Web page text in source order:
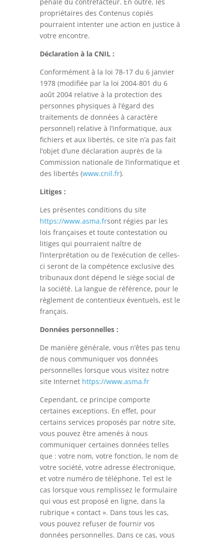
propriétaires des Contenus copiés
pourraient intenter une action en justice à
votre encontre.
Déclaration à la CNIL :
Conformément à la loi 78-17 du 6 janvier
1978 (modifiée par la loi 2004-801 du 6
août 2004 relative à la protection des
personnes physiques à l’égard des
traitements de données à caractère
personnel) relative à l’informatique, aux
fichiers et aux libertés, ce site n’a pas fait
l’objet d’une déclaration auprès de la
Commission nationale de l’informatique et
des libertés (www.cnil.fr).
Litiges :
Les présentes conditions du site
https://www.asma.frsont régies par les
lois françaises et toute contestation ou
litiges qui pourraient naître de
l’interprétation ou de l’exécution de celles-
ci seront de la compétence exclusive des
tribunaux dont dépend le siège social de
la société. La langue de référence, pour le
règlement de contentieux éventuels, est le
français.
Données personnelles :
De manière générale, vous n’êtes pas tenu
de nous communiquer vos données
personnelles lorsque vous visitez notre
site Internet https://www.asma.fr
Cependant, ce principe comporte
certaines exceptions. En effet, pour
certains services proposés par notre site,
vous pouvez être amenés à nous
communiquer certaines données telles
que : votre nom, votre fonction, le nom de
votre société, votre adresse électronique,
et votre numéro de téléphone. Tel est le
cas lorsque vous remplissez le formulaire
qui vous est proposé en ligne, dans la
rubrique « contact ». Dans tous les cas,
vous pouvez refuser de fournir vos
données personnelles. Dans ce cas, vous